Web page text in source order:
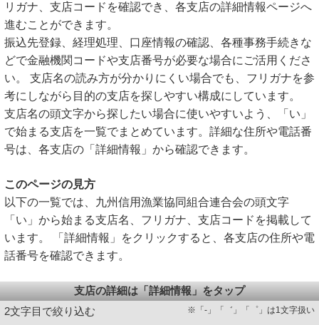
リガナ、支店コードを確認でき、各支店の詳細情報ページへ
進むことができます。
振込先登録、経理処理、口座情報の確認、各種事務手続きな
どで金融機関コードや支店番号が必要な場合にご活用くださ
い。 支店名の読み方が分かりにくい場合でも、フリガナを参
考にしながら目的の支店を探しやすい構成にしています。
支店名の頭文字から探したい場合に使いやすいよう、「い」
で始まる支店を一覧でまとめています。詳細な住所や電話番
号は、各支店の「詳細情報」から確認できます。
このページの見方
以下の一覧では、九州信用漁業協同組合連合会の頭文字
「い」から始まる支店名、フリガナ、支店コードを掲載して
います。 「詳細情報」をクリックすると、各支店の住所や電
話番号を確認できます。
支店の詳細は「詳細情報」をタップ
2文字目で絞り込む
※「-」「゛」「゜」は1文字扱い